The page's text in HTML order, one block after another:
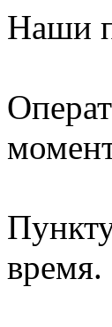
Наши
время.